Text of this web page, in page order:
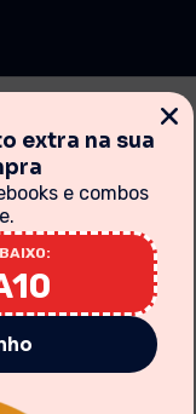
frete e produtos
via internet.
de qualquer elemento
de qualquer
cível e criminal nos
traduzidos e
extra na sua
e combos